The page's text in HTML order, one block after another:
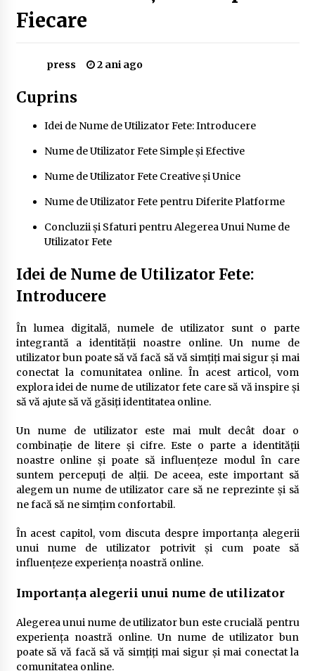
Cele mai bune locuri pentru pescuitul crapului
2 ani ago
Cum să alegi firul de pescuit perfect pentru
crap: Ghid complet pentru pescari
2 ani ago
Uloga lokalne ekonomije u razvoju zajednice
Cotele Dunării: Monitorizare și Prognoze
2 ani ago
Fiecare
press 2 ani ago
Cuprins
Idei de Nume de Utilizator Fete: Introducere
Nume de Utilizator Fete Simple și Efective
Nume de Utilizator Fete Creative și Unice
Nume de Utilizator Fete pentru Diferite Platforme
Concluzii și Sfaturi pentru Alegerea Unui Nume de
Utilizator Fete
Idei de Nume de Utilizator Fete:
Introducere
În lumea digitală, numele de utilizator sunt o parte
integrantă a identității noastre online. Un nume de
utilizator bun poate să vă facă să vă simțiți mai sigur și mai
conectat la comunitatea online. În acest articol, vom
explora idei de nume de utilizator fete care să vă inspire și
să vă ajute să vă găsiți identitatea online.
Un nume de utilizator este mai mult decât doar o
combinație de litere și cifre. Este o parte a identității
noastre online și poate să influențeze modul în care
suntem percepuți de alții. De aceea, este important să
alegem un nume de utilizator care să ne reprezinte și să
ne facă să ne simțim confortabil.
În acest capitol, vom discuta despre importanța alegerii
unui nume de utilizator potrivit și cum poate să
influențeze experiența noastră online.
Importanța alegerii unui nume de utilizator
Alegerea unui nume de utilizator bun este crucială pentru
experiența noastră online. Un nume de utilizator bun
poate să vă facă să vă simțiți mai sigur și mai conectat la
comunitatea online.